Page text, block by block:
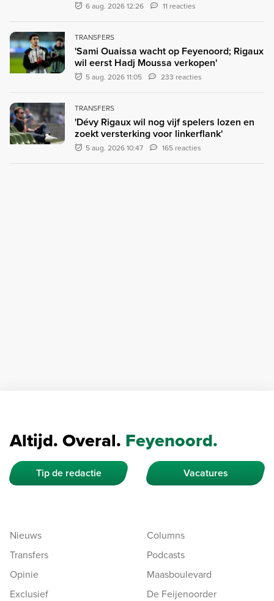
6 aug. 2026 12:26 11 reacties
TRANSFERS
'Sami Ouaissa wacht op Feyenoord; Rigaux
wil eerst Hadj Moussa verkopen'
5 aug. 2026 11:05 233 reacties
TRANSFERS
'Dévy Rigaux wil nog vijf spelers lozen en
zoekt versterking voor linkerflank'
5 aug. 2026 10:47 165 reacties
Altijd. Overal. Feyenoord.
Tip de redactie Vacatures
Nieuws
Transfers
Opinie
Exclusief
Columns
Podcasts
Maasboulevard
De Feijenoorder